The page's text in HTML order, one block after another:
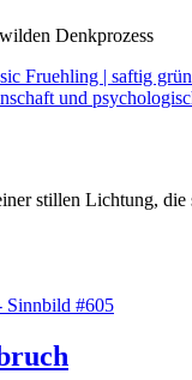
Denkprozess
stillen Lichtung,